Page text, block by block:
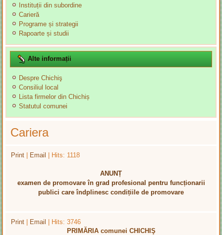
Instituții din subordine
Carieră
Programe și strategii
Rapoarte și studii
Alte informații
Despre Chichiş
Consiliul local
Lista firmelor din Chichiș
Statutul comunei
Cariera
Print | Email | Hits: 1118
ANUNȚ
examen de promovare în grad profesional pentru funcționarii
publici care îndplinesc condițiile de promovare
Print | Email | Hits: 3746
PRIMĂRIA comunei CHICHIŞ